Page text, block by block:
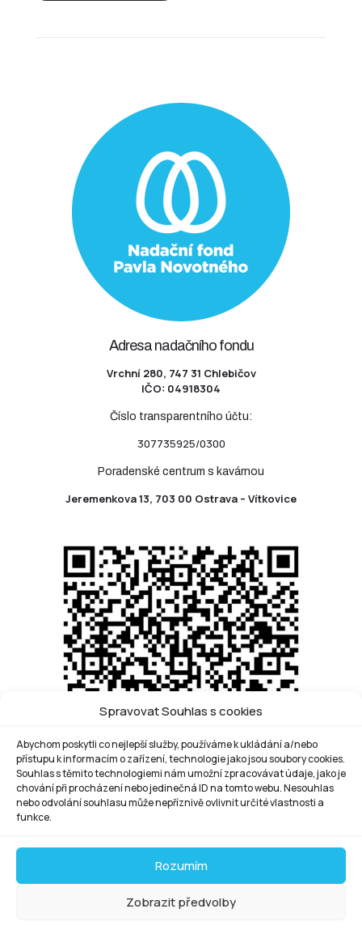
Spravovat Souhlas s cookies
Abychom poskytli co nejlepší služby, používáme k ukládání a/nebo
přístupu k informacím o zařízení, technologie jako jsou soubory cookies.
Souhlas s těmito technologiemi nám umožní zpracovávat údaje, jako je
chování při procházení nebo jedinečná ID na tomto webu. Nesouhlas
nebo odvolání souhlasu může nepříznivě ovlivnit určité vlastnosti a
funkce.
Rozumím
Zobrazit předvolby
Adresa nadačního fondu
Vrchní 280, 747 31 Chlebičov
IČO: 04918304
Číslo transparentního účtu:
307735925/0300
Poradenské centrum s kavárnou
Jeremenkova 13, 703 00 Ostrava – Vítkovice
© 2026 Nadační fond Pavla Novotného. Realizace ©